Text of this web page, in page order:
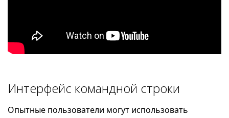
Интерфейс командной строки
Опытные пользователи могут использовать